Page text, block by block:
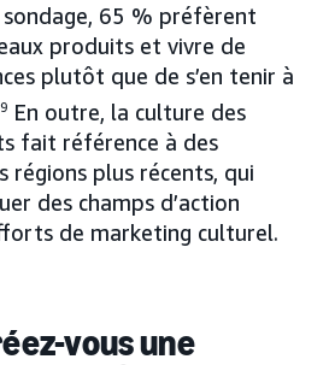
65 % préfèrent
produits et vivre de
plutôt que de s’en tenir à
9 En outre, la culture des
fait référence à des
régions plus récents, qui
des champs d’action
de marketing culturel.
vous une